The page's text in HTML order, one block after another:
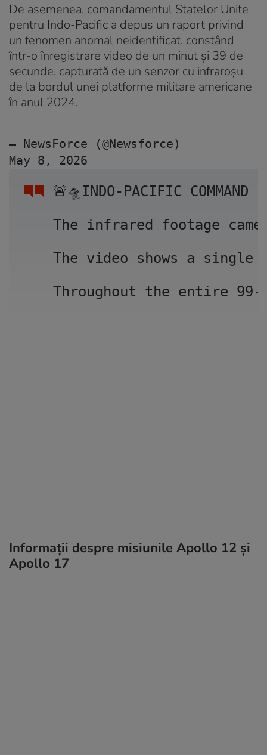
De asemenea, comandamentul Statelor Unite
pentru Indo-Pacific a depus un raport privind
un fenomen anomal neidentificat, constând
într-o înregistrare video de un minut și 39 de
secunde, capturată de un senzor cu infraroșu
de la bordul unei platforme militare americane
în anul 2024.
🚨🛸INDO-PACIFIC COMMAND
The infrared footage
The video shows a
Throughout the entire
— NewsForce (@Newsforce)
May 8, 2026
Informații despre misiunile Apollo 12 și
Apollo 17